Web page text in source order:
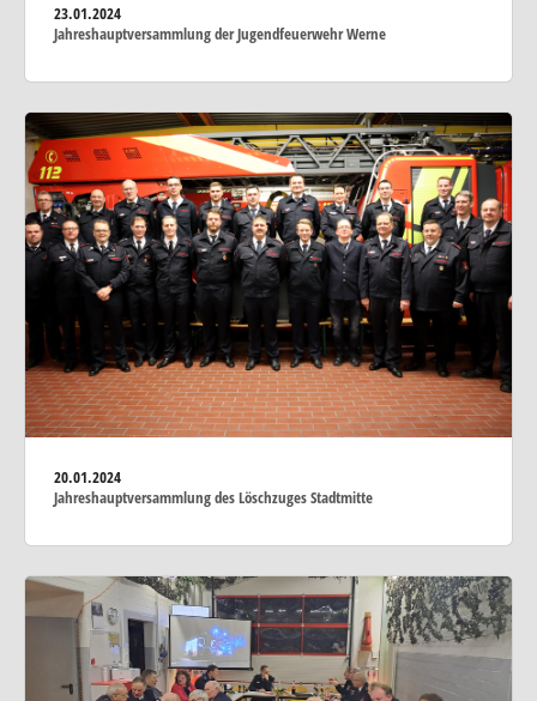
23.01.2024
Jahreshauptversammlung der Jugendfeuerwehr Werne
20.01.2024
Jahreshauptversammlung des Löschzuges Stadtmitte